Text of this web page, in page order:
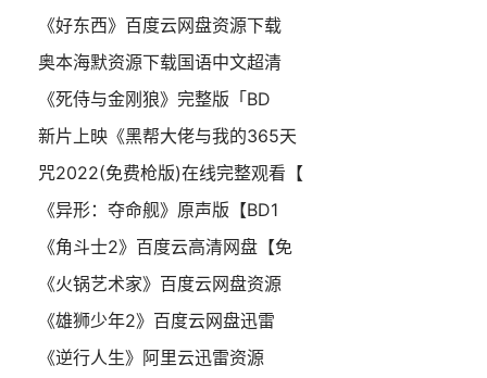
《好东西》百度云网盘资源下载
奥本海默资源下载国语中文超清
《死侍与金刚狼》完整版「BD
新片上映《黑帮大佬与我的365天
咒2022(免费枪版)在线完整观看【
《异形：夺命舰》原声版【BD1
《角斗士2》百度云高清网盘【免
《火锅艺术家》百度云网盘资源
《雄狮少年2》百度云网盘迅雷
《逆行人生》阿里云迅雷资源